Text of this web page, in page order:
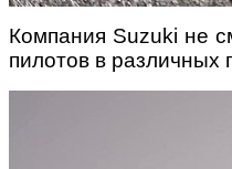
Компания Suzuki не
пилотов в различных